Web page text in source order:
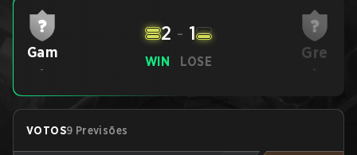
Gam
-
WIN
2 - 1
LOSE Gre
-
VOTOS9 Previsões